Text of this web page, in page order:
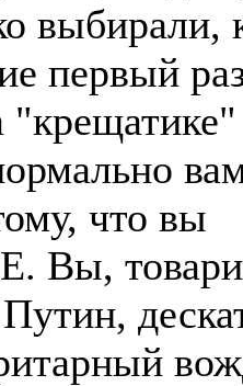
выбирали,
первый
что вы
Вы,